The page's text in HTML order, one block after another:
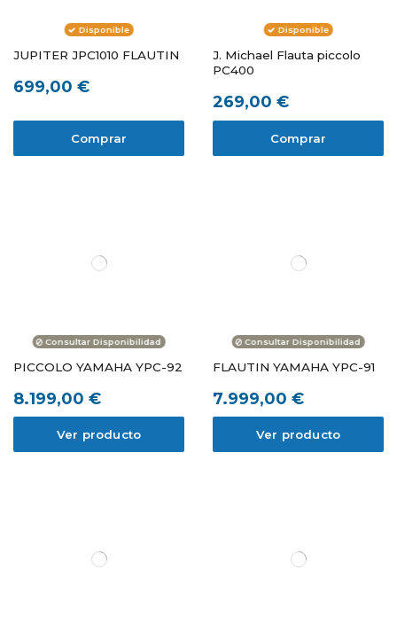
Disponible
JUPITER JPC1010 FLAUTIN
699,00 €
Comprar
Disponible
J. Michael Flauta piccolo
PC400
269,00 €
Comprar
Consultar Disponibilidad
PICCOLO YAMAHA YPC-92
8.199,00 €
Ver producto
Consultar Disponibilidad
FLAUTIN YAMAHA YPC-91
7.999,00 €
Ver producto